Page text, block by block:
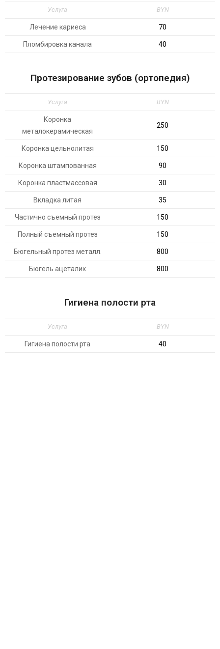
Услуга BYN
Лечение кариеса 70
Пломбировка канала 40
Протезирование зубов (ортопедия)
Услуга BYN
Коронка
металокерамическая
250
Коронка цельнолитая 150
Коронка штампованная 90
Коронка пластмассовая 30
Вкладка литая 35
Частично съемный протез 150
Полный съемный протез 150
Бюгельный протез металл. 800
Бюгель ацеталик 800
Гигиена полости рта
Услуга BYN
Гигиена полости рта 40